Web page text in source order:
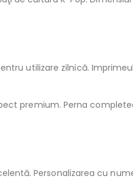
utilizare zilnică.
premium. Perna
Personalizarea cu